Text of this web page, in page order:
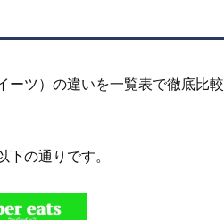
ーツ）の違いを一覧表で徹底比較
の通りです。